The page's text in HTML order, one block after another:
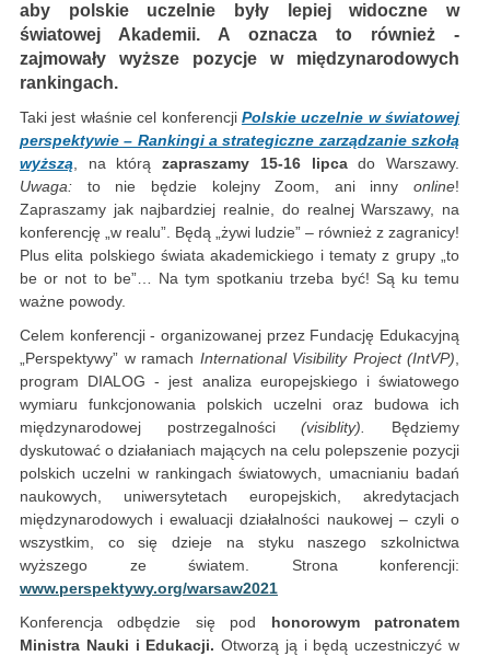
aby polskie uczelnie były lepiej widoczne w
światowej Akademii. A oznacza to również -
zajmowały wyższe pozycje w międzynarodowych
rankingach.
Taki jest właśnie cel konferencji Polskie uczelnie w światowej
perspektywie – Rankingi a strategiczne zarządzanie szkołą
wyższą, na którązapraszamy 15-16 lipcado Warszawy.
Uwaga: to nie będzie kolejny Zoom, ani inny online!
Zapraszamy jak najbardziej realnie, do realnej Warszawy, na
konferencję „w realu”. Będą „żywi ludzie” – również z zagranicy!
Plus elita polskiego świata akademickiego i tematy z grupy „to
be or not to be”… Na tym spotkaniu trzeba być! Są ku temu
ważne powody.
Celem konferencji - organizowanej przez Fundację Edukacyjną
„Perspektywy” w ramach International Visibility Project (IntVP),
program DIALOG - jest analiza europejskiego i światowego
wymiaru funkcjonowania polskich uczelni oraz budowa ich
międzynarodowej postrzegalności(visiblity).
Będziemy
dyskutować o działaniach mających na celu polepszenie pozycji
polskich uczelni w rankingach światowych, umacnianiu badań
naukowych, uniwersytetach europejskich, akredytacjach
międzynarodowych i ewaluacji działalności naukowej – czyli o
wszystkim, co się dzieje na styku naszego szkolnictwa
wyższego ze światem. Strona konferencji:
www.perspektywy.org/warsaw2021
Konferencja odbędzie się pod honorowym patronatem
Ministra Nauki i Edukacji. Otworzą ją i będą uczestniczyć w